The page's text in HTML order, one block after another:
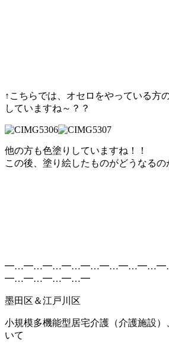
↑こちらでは、オセロをやっている方
していますね～？？
他の方も色塗りしていますね！！
この後、塗り絵したものがどうなるの
━…━…━…━…━
墨田区＆江戸川区
小規模多機能型居宅介護（介護施設
いて